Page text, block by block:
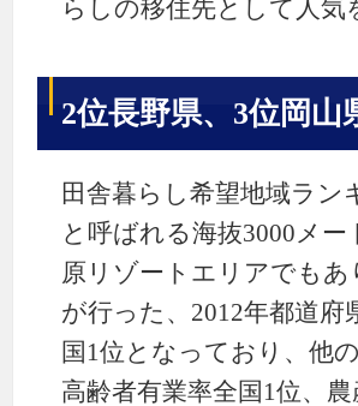
らしの移住先として人気
2位長野県、3位岡山
田舎暮らし希望地域ラン
と呼ばれる海抜3000メ
原リゾートエリアでもあ
が行った、2012年都道
国1位となっており、他
高齢者有業率全国1位、